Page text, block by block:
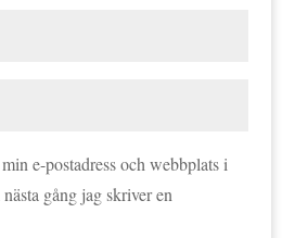
e-postadress och webbplats i
gång jag skriver en